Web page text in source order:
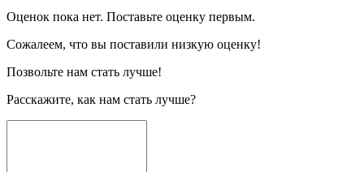
Оценок пока нет. Поставьте оценку первым.
Сожалеем, что вы поставили низкую оценку!
Позвольте нам стать лучше!
Расскажите, как нам стать лучше?